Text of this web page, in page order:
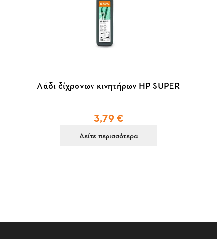
Λάδι δίχρονων κινητήρων HP SUPER
3,79 €
Δείτε περισσότερα